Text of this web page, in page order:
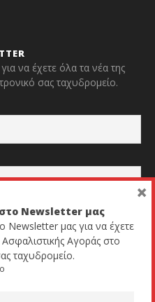
να έχετε όλα τα νέα της
σας ταχυδρομείο.
Newsletter μας
Newsletter μας για να έχετε
Αγοράς στο
ταχυδρομείο.
×